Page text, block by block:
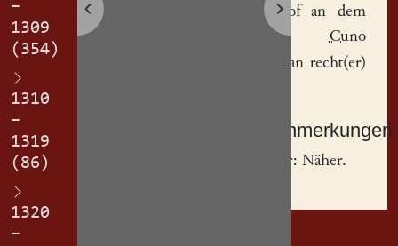
–
1309
(354)
1310
–
1319
(86)
1320
–
eri(n)hofan dem
grabi(n)
Cuno
an recht(er)
Sachanmerkungen
] Neter: Näher.